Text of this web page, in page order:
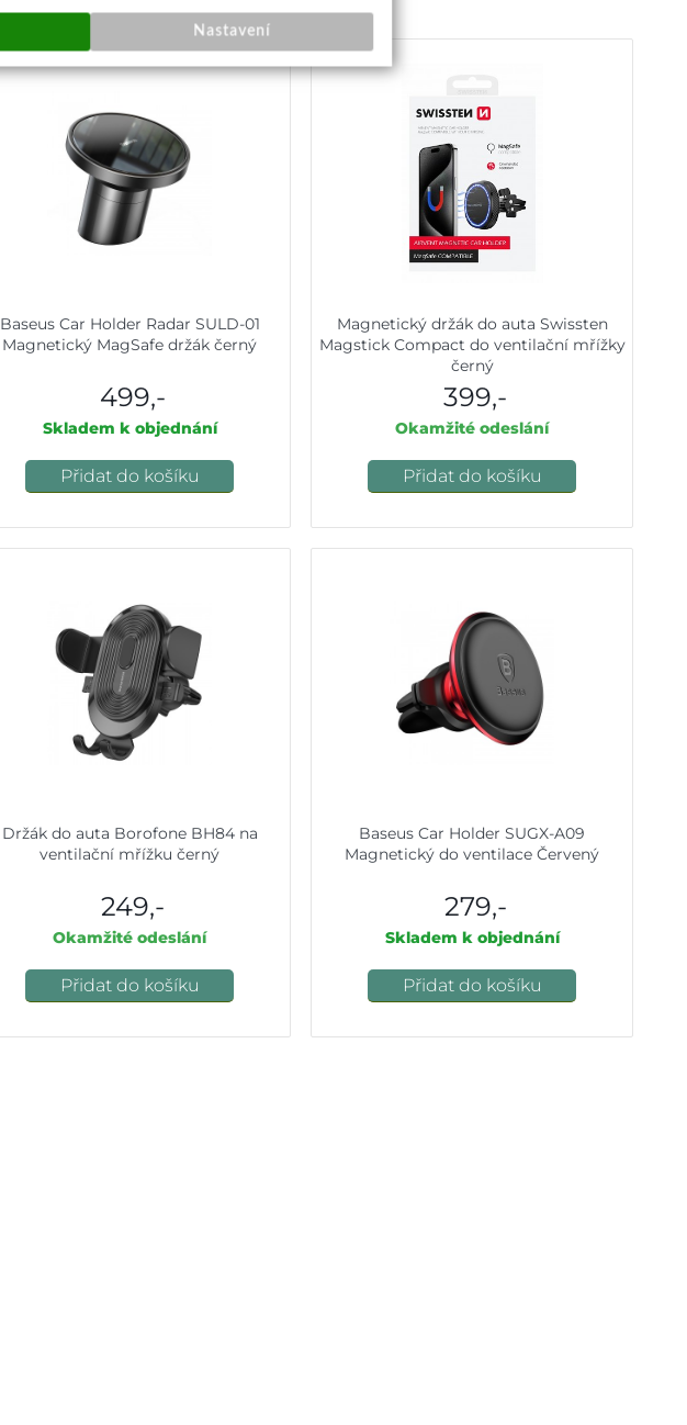
Baseus Car Holder Radar SULD-01
Magnetický MagSafe držák černý
499,-
Skladem k objednání
Přidat do košíku
Magnetický držák do auta Swissten
Magstick Compact do ventilační mřížky
černý
399,-
Okamžité odeslání
Přidat do košíku
Držák do auta Borofone BH84 na
ventilační mřížku černý
249,-
Okamžité odeslání
Přidat do košíku
Baseus Car Holder SUGX-A09
Magnetický do ventilace Červený
279,-
Skladem k objednání
Přidat do košíku
Nastavení